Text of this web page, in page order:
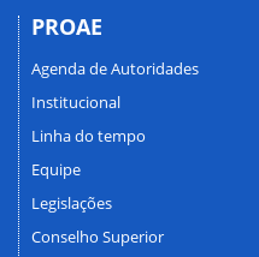
PROAE
Agenda de Autoridades
Institucional
Linha do tempo
Equipe
Legislações
Conselho Superior